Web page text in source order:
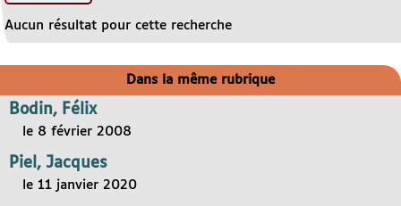
Aucun résultat pour cette recherche
Dans la même rubrique
Bodin, Félix
le 8 février 2008
Piel, Jacques
le 11 janvier 2020